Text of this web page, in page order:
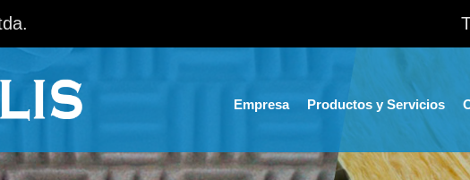
Empresa Productos y Servicios